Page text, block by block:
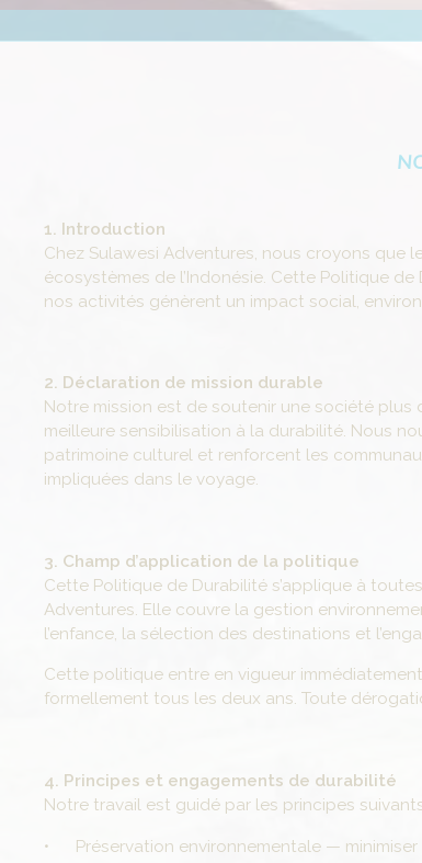
1. Introduction
Chez Sulawesi Adventures, nous croyons
écosystèmes de l’Indonésie. Cette Politique
nos activités génèrent un impact social,
2. Déclaration de mission durable
Notre mission est de soutenir une société
meilleure sensibilisation à la durabilité. Nous
patrimoine culturel et renforcent les
impliquées dans le voyage.
3. Champ d’application de la politique
Cette Politique de Durabilité s’applique à
Adventures. Elle couvre la gestion
l’enfance, la sélection des destinations et
Cette politique entre en vigueur
formellement tous les deux ans. Toute
4. Principes et engagements de durabilité
Notre travail est guidé par les principes
• Préservation environnementale —